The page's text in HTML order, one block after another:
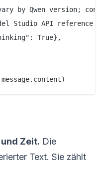
by Qwen version;
Studio API reference
True},
Zeit. Die
Text. Sie zählt